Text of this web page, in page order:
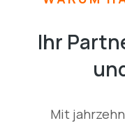
Ihr
Mit